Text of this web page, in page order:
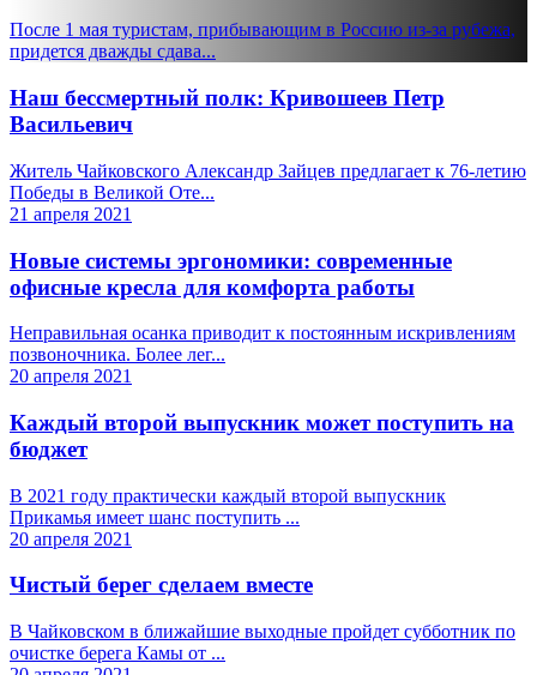
После 1 мая туристам, прибывающим в Россию из-за рубежа,
придется дважды сдава...
Наш бессмертный полк: Кривошеев Петр
Васильевич
Житель Чайковского Александр Зайцев предлагает к 76-летию
Победы в Великой Оте...
21 апреля 2021
Новые системы эргономики: современные
офисные кресла для комфорта работы
Неправильная осанка приводит к постоянным искривлениям
позвоночника. Более лег...
20 апреля 2021
Каждый второй выпускник может поступить на
бюджет
В 2021 году практически каждый второй выпускник
Прикамья имеет шанс поступить ...
20 апреля 2021
Чистый берег сделаем вместе
В Чайковском в ближайшие выходные пройдет субботник по
очистке берега Камы от ...